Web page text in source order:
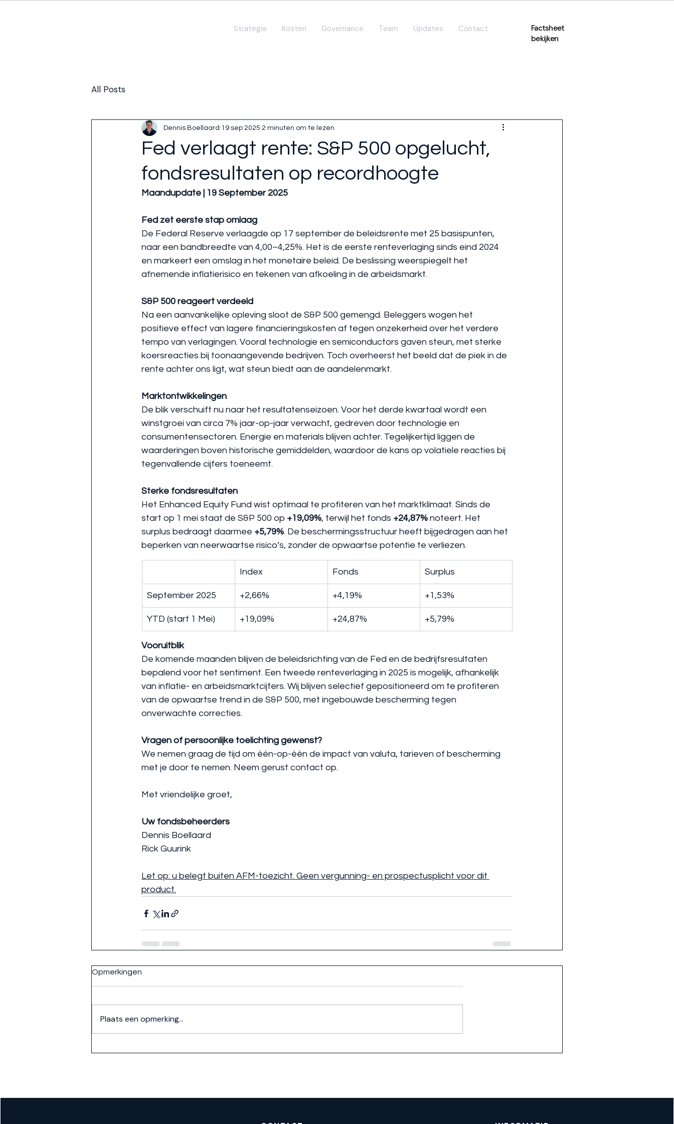
Strategie Kosten Governance Team Updates Contact
Factsheet
bekijken
All Posts
Fed verlaagt rente: S&P 500 opgelucht,
fondsresultaten op recordhoogte
Dennis Boellaard 19 sep 2025 2 minuten om te lezen
Maandupdate | 19 September 2025
Fed zet eerste stap omlaag
De Federal Reserve verlaagde op 17 september de beleidsrente met 25 basispunten,
naar een bandbreedte van 4,00–4,25%. Het is de eerste renteverlaging sinds eind 2024
en markeert een omslag in het monetaire beleid. De beslissing weerspiegelt het
afnemende inflatierisico en tekenen van afkoeling in de arbeidsmarkt.
S&P 500 reageert verdeeld
Na een aanvankelijke opleving sloot de S&P 500 gemengd. Beleggers wogen het
positieve effect van lagere financieringskosten af tegen onzekerheid over het verdere
tempo van verlagingen. Vooral technologie en semiconductors gaven steun, met sterke
koersreacties bij toonaangevende bedrijven. Toch overheerst het beeld dat de piek in de
rente achter ons ligt, wat steun biedt aan de aandelenmarkt.
Marktontwikkelingen
De blik verschuift nu naar het resultatenseizoen. Voor het derde kwartaal wordt een
winstgroei van circa 7% jaar-op-jaar verwacht, gedreven door technologie en
consumentensectoren. Energie en materials blijven achter. Tegelijkertijd liggen de
waarderingen boven historische gemiddelden, waardoor de kans op volatiele reacties bij
tegenvallende cijfers toeneemt.
Sterke fondsresultaten
Het Enhanced Equity Fund wist optimaal te profiteren van het marktklimaat. Sinds de
start op 1 mei staat de S&P 500 op +19,09%, terwijl het fonds +24,87% noteert. Het
surplus bedraagt daarmee +5,79%. De beschermingsstructuur heeft bijgedragen aan het
beperken van neerwaartse risico’s, zonder de opwaartse potentie te verliezen.
Index Fonds Surplus
September 2025 +2,66% +4,19% +1,53%
YTD (start 1 Mei) +19,09% +24,87% +5,79%
Vooruitblik
De komende maanden blijven de beleidsrichting van de Fed en de bedrijfsresultaten
bepalend voor het sentiment. Een tweede renteverlaging in 2025 is mogelijk, afhankelijk
van inflatie- en arbeidsmarktcijfers. Wij blijven selectief gepositioneerd om te profiteren
van de opwaartse trend in de S&P 500, met ingebouwde bescherming tegen
onverwachte correcties.
Vragen of persoonlijke toelichting gewenst?
We nemen graag de tijd om één-op-één de impact van valuta, tarieven of bescherming
met je door te nemen. Neem gerust contact op.
Met vriendelijke groet,
Uw fondsbeheerders
Dennis Boellaard
Rick Guurink
Let op: u belegt buiten AFM-toezicht. Geen vergunning- en prospectusplicht voor dit
product.
Opmerkingen
Plaats een opmerking...